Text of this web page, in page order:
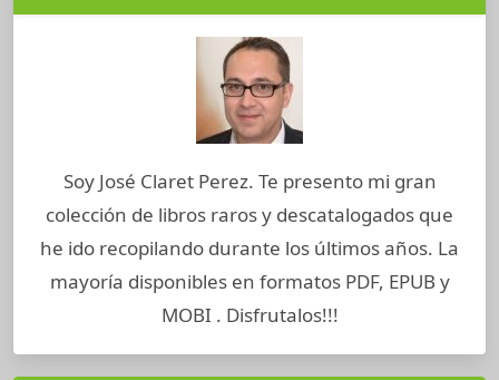
Soy José Claret Perez. Te presento mi gran
colección de libros raros y descatalogados que
he ido recopilando durante los últimos años. La
mayoría disponibles en formatos PDF, EPUB y
MOBI . Disfrutalos!!!